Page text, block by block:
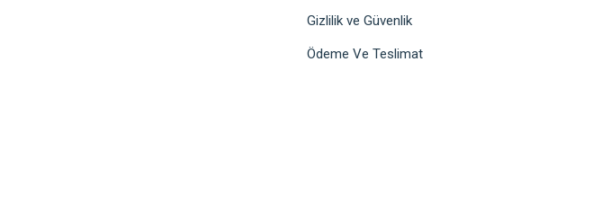
Gizlilik ve Güvenlik
Ödeme Ve Teslimat